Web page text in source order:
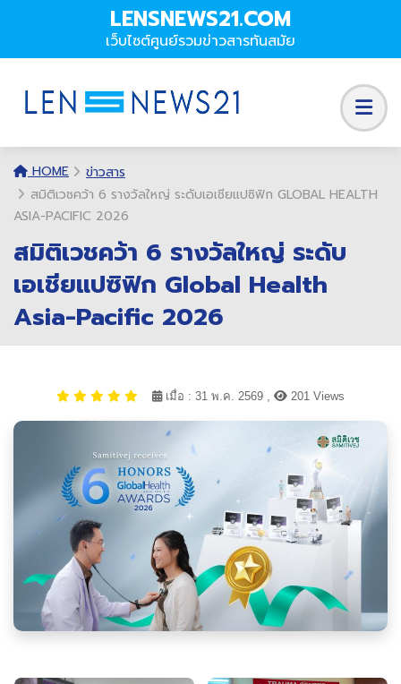
LENSNEWS21.COM
เว็บไซต์ศูนย์รวมข่าวสารทันสมัย
HOME
ข่าวสาร
สมิติเวชคว้า 6 รางวัลใหญ่ ระดับเอเชียแปซิฟิก GLOBAL HEALTH
ASIA-PACIFIC 2026
สมิติเวชคว้า 6 รางวัลใหญ่ ระดับ
เอเชียแปซิฟิก Global Health
Asia-Pacific 2026
เมื่อ : 31 พ.ค. 2569 , 201 Views